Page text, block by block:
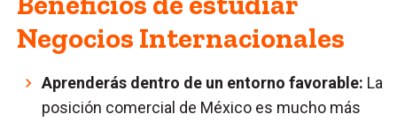
Negocios Internacionales
Aprenderás dentro de un entorno favorable: La
posición comercial de México es mucho más